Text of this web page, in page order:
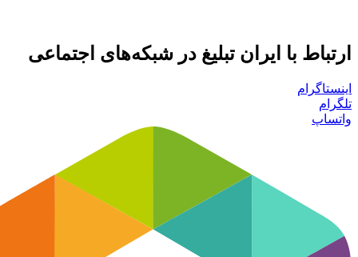
ارتباط با ایران تبلیغ در شبکه‌های اجتماعی
اینستاگرام
تلگرام
واتساپ